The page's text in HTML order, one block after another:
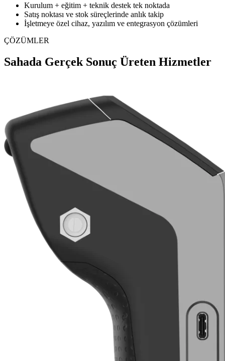
Kurulum + eğitim + teknik destek tek noktada
Satış noktası ve stok süreçlerinde anlık takip
İşletmeye özel cihaz, yazılım ve entegrasyon çözümleri
ÇÖZÜMLER
Sahada Gerçek Sonuç Üreten Hizmetler